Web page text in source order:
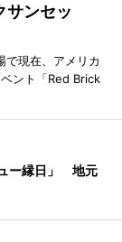
サンセッ
で現在、アメリカ
ント「Red Brick
ー縁日」 地元